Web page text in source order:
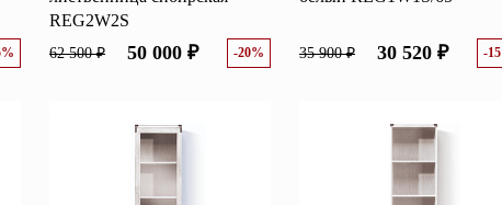
REG2W2S
62 500 ₽ 50 000 ₽ -20% 35 900 ₽ 30 520 ₽ -